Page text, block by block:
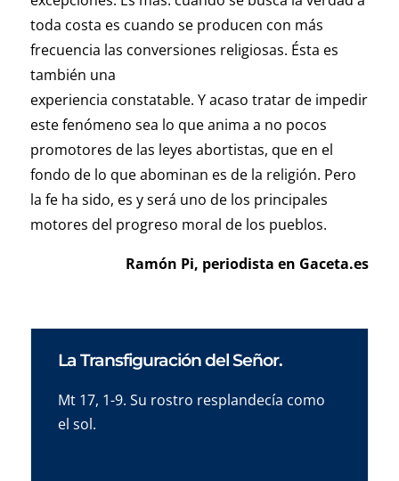
toda costa es cuando se producen con más
frecuencia las conversiones religiosas. Ésta es
también una
experiencia constatable. Y acaso tratar de impedir
este fenómeno sea lo que anima a no pocos
promotores de las leyes abortistas, que en el
fondo de lo que abominan es de la religión. Pero
la fe ha sido, es y será uno de los principales
motores del progreso moral de los pueblos.
Ramón Pi, periodista en Gaceta.es
La Transfiguración del Señor.
Mt 17, 1-9. Su rostro resplandecía como
el sol.